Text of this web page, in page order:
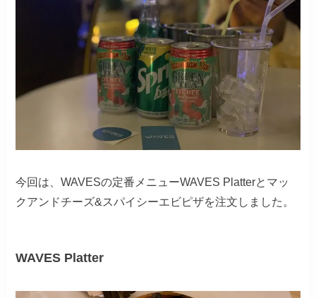
今回は、WAVESの定番メニューWAVES Platterとマッ
クアンドチーズ&スパイシーエビピザを注文しました。
WAVES Platter